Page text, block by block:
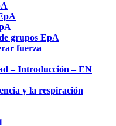
grupos EpA
fuerza
– Introducción – EN
y la respiración